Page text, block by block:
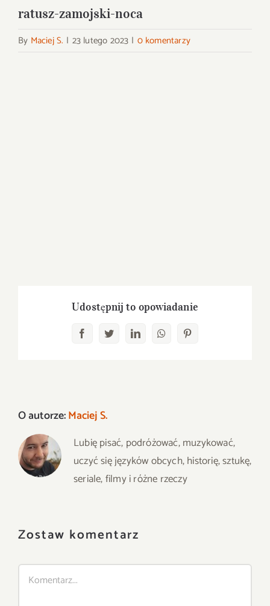
ratusz-zamojski-noca
By Maciej S. | 23 lutego 2023 | 0 komentarzy
Udostępnij to opowiadanie
FacebookTwitterLinkedInWhatsAppPinterest
O autorze:Maciej S.
Lubię pisać, podróżować, muzykować,
uczyć się języków obcych, historię, sztukę,
seriale, filmy i różne rzeczy
Zostaw komentarz
Comment